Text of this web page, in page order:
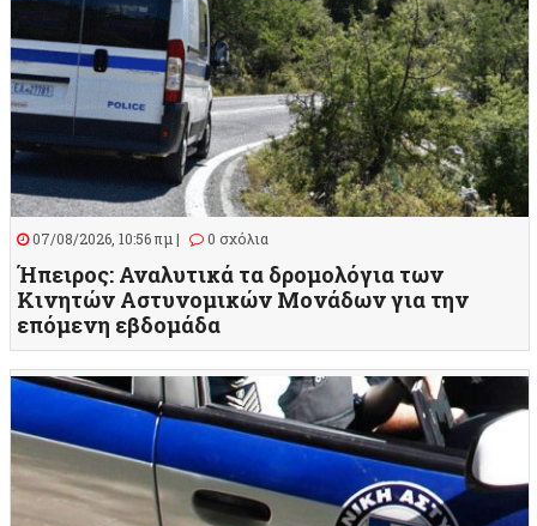
07/08/2026, 10:56 πμ | 0 σχόλια
Ήπειρος: Αναλυτικά τα δρομολόγια των
Κινητών Αστυνομικών Μονάδων για την
επόμενη εβδομάδα